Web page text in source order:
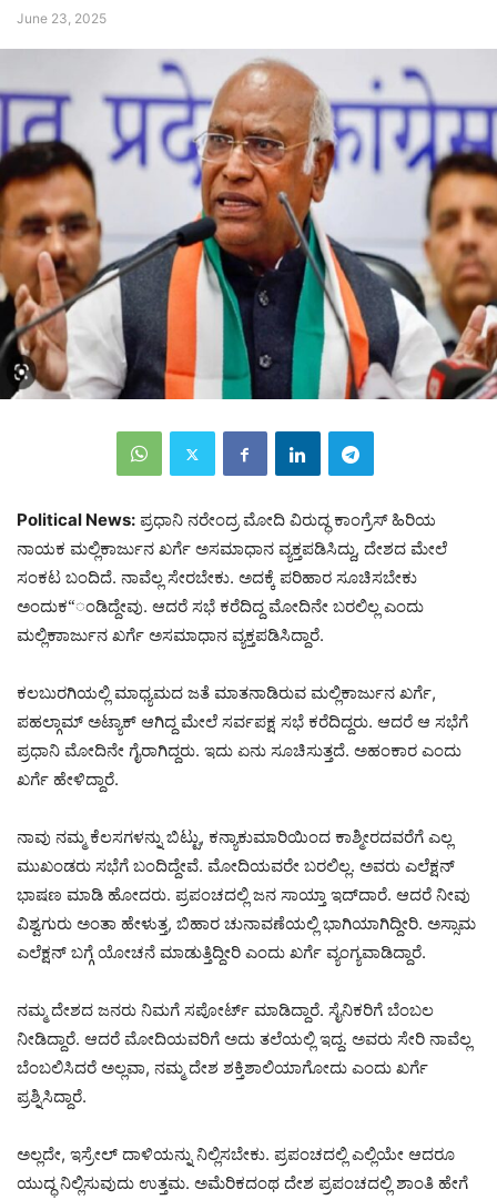
June 23, 2025
Political News: ಪ್ರಧಾನಿ ನರೇಂದ್ರ ಮೋದಿ ವಿರುದ್ಧ ಕಾಂಗ್ರೆಸ್ ಹಿರಿಯ
ನಾಯಕ ಮಲ್ಲಿಕಾರ್ಜುನ ಖರ್ಗೆ ಅಸಮಾಧಾನ ವ್ಯಕ್ತಪಡಿಸಿದ್ದು, ದೇಶದ ಮೇಲೆ
ಸಂಕಟ ಬಂದಿದೆ. ನಾವೆಲ್ಲ ಸೇರಬೇಕು. ಅದಕ್ಕೆ ಪರಿಹಾರ ಸೂಚಿಸಬೇಕು
ಅಂದುಕ“ಂಡಿದ್ದೇವು. ಆದರೆ ಸಭೆ ಕರೆದಿದ್ದ ಮೋದಿನೇ ಬರಲಿಲ್ಲ ಎಂದು
ಮಲ್ಲಿಕಾಾರ್ಜುನ ಖರ್ಗೆ ಅಸಮಾಧಾನ ವ್ಯಕ್ತಪಡಿಸಿದ್ದಾರೆ.
ಕಲಬುರಗಿಯಲ್ಲಿ ಮಾಧ್ಯಮದ ಜತೆ ಮಾತನಾಡಿರುವ ಮಲ್ಲಿಕಾರ್ಜುನ ಖರ್ಗೆ,
ಪಹಲ್ಗಾಮ್ ಅಟ್ಯಾಕ್ ಆಗಿದ್ದ ಮೇಲೆ ಸರ್ವಪಕ್ಷ ಸಭೆ ಕರೆದಿದ್ದರು. ಆದರೆ ಆ ಸಭೆಗೆ
ಪ್ರಧಾನಿ ಮೋದಿನೇ ಗೈರಾಗಿದ್ದರು. ಇದು ಏನು ಸೂಚಿಸುತ್ತದೆ. ಅಹಂಕಾರ ಎಂದು
ಖರ್ಗೆ ಹೇಳಿದ್ದಾರೆ.
ನಾವು ನಮ್ಮ ಕೆಲಸಗಳನ್ನು ಬಿಟ್ಟು, ಕನ್ಯಾಕುಮಾರಿಯಿಂದ ಕಾಶ್ಮೀರದವರೆಗೆ ಎಲ್ಲ
ಮುಖಂಡರು ಸಭೆಗೆ ಬಂದಿದ್ದೇವೆ. ಮೋದಿಯವರೇ ಬರಲಿಲ್ಲ. ಅವರು ಎಲೆಕ್ಷನ್
ಭಾಷಣ ಮಾಡಿ ಹೋದರು. ಪ್ರಪಂಚದಲ್ಲಿ ಜನ ಸಾಯ್ತಾ ಇದ್‌ದಾರೆ. ಆದರೆ ನೀವು
ವಿಶ್ವಗುರು ಅಂತಾ ಹೇಳುತ್ತ, ಬಿಹಾರ ಚುನಾವಣೆಯಲ್ಲಿ ಭಾಗಿಯಾಗಿದ್ದೀರಿ. ಅಸ್ಸಾಮ
ಎಲೆಕ್ಷನ್ ಬಗ್ಗೆ ಯೋಚನೆ ಮಾಡುತ್ತಿದ್ದೀರಿ ಎಂದು ಖರ್ಗೆ ವ್ಯಂಗ್ಯವಾಡಿದ್ದಾರೆ.
ನಮ್ಮ ದೇಶದ ಜನರು ನಿಮಗೆ ಸಪೋರ್ಟ್ ಮಾಡಿದ್ದಾರೆ. ಸೈನಿಕರಿಗೆ ಬೆಂಬಲ
ನೀಡಿದ್ದಾರೆ. ಆದರೆ ಮೋದಿಯವರಿಗೆ ಅದು ತಲೆಯಲ್ಲಿ ಇದ್ದ. ಅವರು ಸೇರಿ ನಾವೆಲ್ಲ
ಬೆಂಬಲಿಸಿದರೆ ಅಲ್ಲವಾ, ನಮ್ಮ ದೇಶ ಶಕ್ತಿಶಾಲಿಯಾಗೋದು ಎಂದು ಖರ್ಗೆ
ಪ್ರಶ್ನಿಸಿದ್ದಾರೆ.
ಅಲ್ಲದೇ, ಇಸ್ರೇಲ್ ದಾಳಿಯನ್ನು ನಿಲ್ಲಿಸಬೇಕು. ಪ್ರಪಂಚದಲ್ಲಿ ಎಲ್ಲಿಯೇ ಆದರೂ
ಯುದ್ಧ ನಿಲ್ಲಿಸುವುದು ಉತ್ತಮ. ಅಮೆರಿಕದಂಥ ದೇಶ ಪ್ರಪಂಚದಲ್ಲಿ ಶಾಂತಿ ಹೇಗೆ